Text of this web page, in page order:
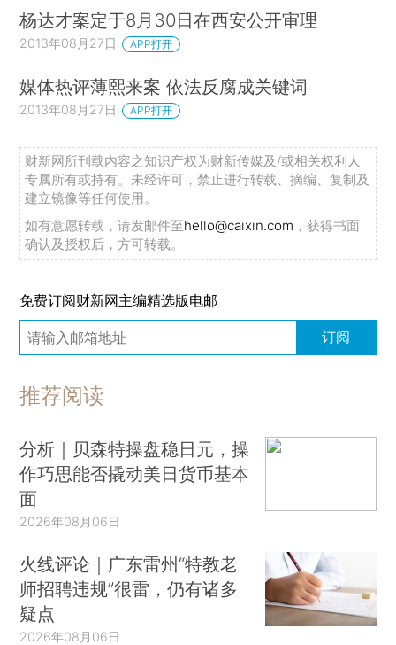
杨达才案定于8月30日在西安公开审理
2013年08月27日 APP打开
媒体热评薄熙来案 依法反腐成关键词
2013年08月27日 APP打开
财新网所刊载内容之知识产权为财新传媒及/或相关权利人
专属所有或持有。未经许可，禁止进行转载、摘编、复制及
建立镜像等任何使用。
如有意愿转载，请发邮件至hello@caixin.com ，获得书面
确认及授权后，方可转载。
免费订阅财新网主编精选版电邮
订阅
推荐阅读
分析｜贝森特操盘稳日元，操
作巧思能否撬动美日货币基本
面
2026年08月06日
火线评论｜广东雷州“特教老
师招聘违规”很雷，仍有诸多
疑点
2026年08月06日